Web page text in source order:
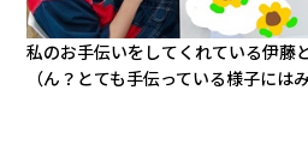
私のお手伝いをしてくれている伊藤
（ん？とても手伝っている様子には